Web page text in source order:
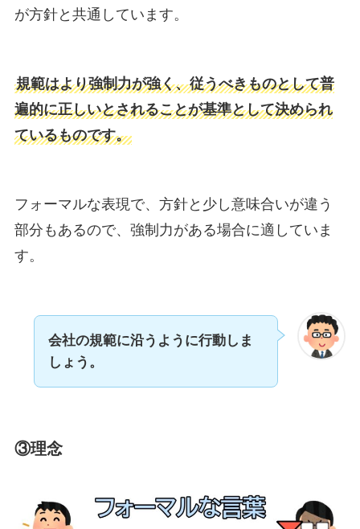
が方針と共通しています。
規範はより強制力が強く、従うべきものとして普
遍的に正しいとされることが基準として決められ
ているものです。
フォーマルな表現で、方針と少し意味合いが違う
部分もあるので、強制力がある場合に適していま
す。
会社の規範に沿うように行動しま
しょう。
③理念